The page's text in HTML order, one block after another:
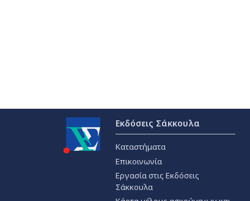
Εκδόσεις Σάκκουλα
Καταστήματα
Επικοινωνία
Εργασία στις Εκδόσεις
Σάκκουλα